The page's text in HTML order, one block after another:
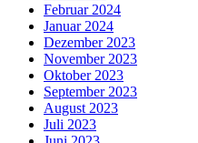
Februar 2024
Januar 2024
Dezember 2023
November 2023
Oktober 2023
September 2023
August 2023
Juli 2023